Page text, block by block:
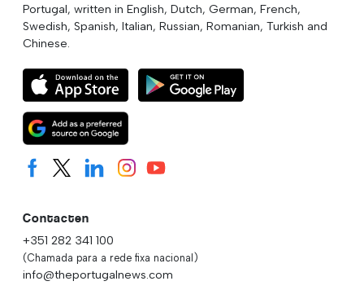
Portugal, written in English, Dutch, German, French,
Swedish, Spanish, Italian, Russian, Romanian, Turkish and
Chinese.
Contacten
+351 282 341 100
(Chamada para a rede fixa nacional)
info@theportugalnews.com